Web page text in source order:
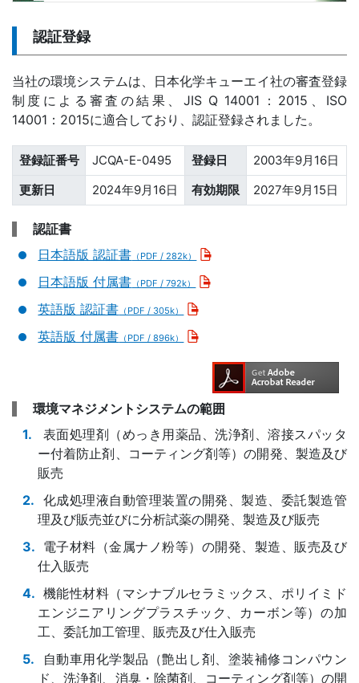
認証登録
当社の環境システムは、日本化学キューエイ社の審査登録
制度による審査の結果、JIS Q 14001：2015、ISO
14001：2015に適合しており、認証登録されました。
登録証番号 JCQA-E-0495 登録日
2003年9月16日
更新日
2024年9月16日 有効期限 2027年9月15日
認証書
日本語版 認証書 （PDF / 282k）
日本語版 付属書 （PDF / 792k）
英語版 認証書 （PDF / 305k）
英語版 付属書 （PDF / 896k）
環境マネジメントシステムの範囲
表面処理剤（めっき用薬品、洗浄剤、溶接スパッタ
ー付着防止剤、コーティング剤等）の開発、製造及び
販売
化成処理液自動管理装置の開発、製造、委託製造管
理及び販売並びに分析試薬の開発、製造及び販売
電子材料（金属ナノ粉等）の開発、製造、販売及び
仕入販売
機能性材料（マシナブルセラミックス、ポリイミド
エンジニアリングプラスチック、カーボン等）の加
工、委託加工管理、販売及び仕入販売
自動車用化学製品（艶出し剤、塗装補修コンパウン
ド、洗浄剤、消臭・除菌剤、コーティング剤等）の開